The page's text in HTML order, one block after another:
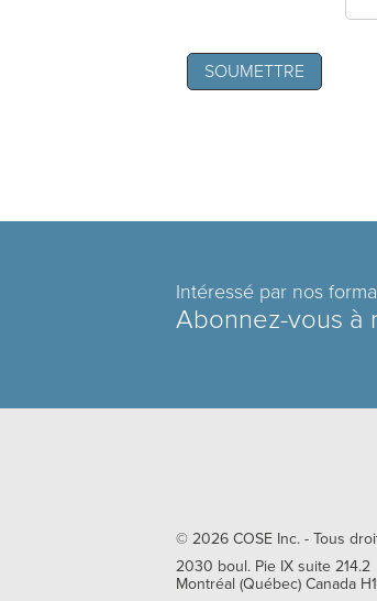
Intéressé par nos
Abonnez-vous à
© 2026 COSE Inc.- Tous
2030 boul. Pie IX suite 214.2
Montréal (Québec) Canada